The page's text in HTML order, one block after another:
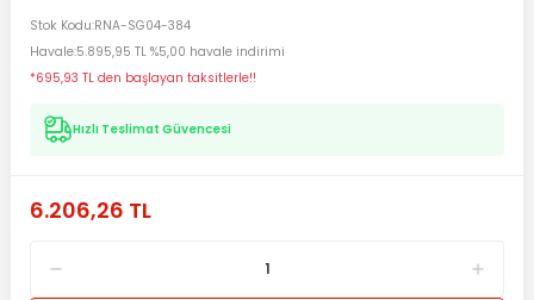
Stok Kodu RNA-SG04-384
Havale 5.895,95 TL %5,00 havale indirimi
*695,93 TL den başlayan taksitlerle!!
Hızlı Teslimat Güvencesi
6.206,26 TL